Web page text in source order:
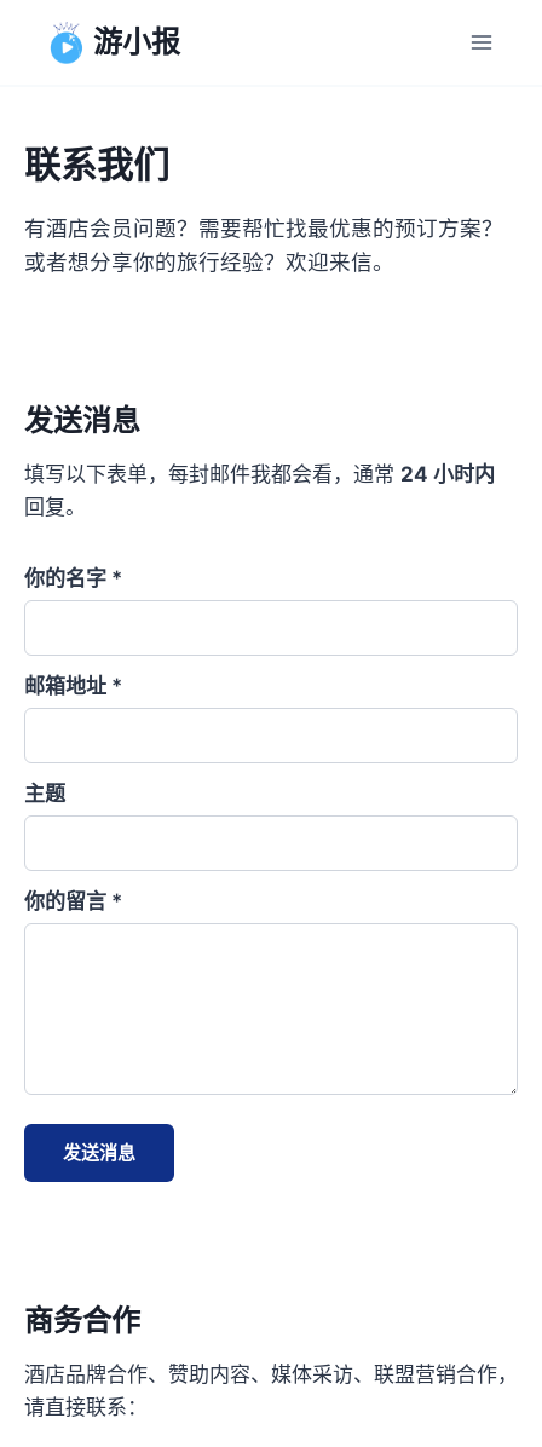
游小报
联系我们
有酒店会员问题？需要帮忙找最优惠的预订方案？
或者想分享你的旅行经验？欢迎来信。
发送消息
填写以下表单，每封邮件我都会看，通常 24 小时内
回复。
你的名字 *
邮箱地址 *
主题
你的留言 *
发送消息
商务合作
酒店品牌合作、赞助内容、媒体采访、联盟营销合作，
请直接联系：